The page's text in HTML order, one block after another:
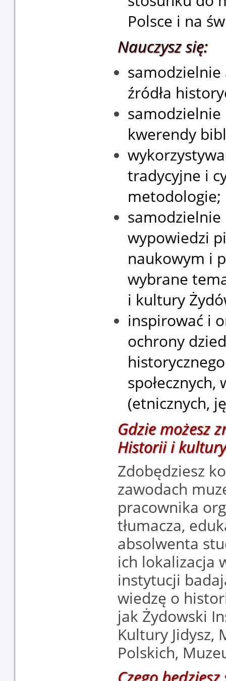
Polsce i na
Nauczysz się:
źródła
kwerendy
tradycyjne i
metodologie;
samodzielnie
wypowiedzi
naukowym i
wybrane
i kultury
inspirować i
ochrony
(etnicznych,
Gdzie możesz
Historii i
Zdobędziesz
zawodach
pracownika
tłumacza,
absolwenta
ich lokalizacja
instytucji
wiedzę o
jak Żydowski
Kultury Jidysz,
Polskich,